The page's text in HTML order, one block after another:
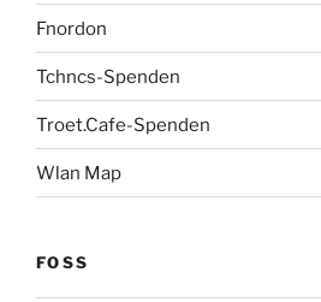
Fnordon
Tchncs-Spenden
Troet.Cafe-Spenden
Wlan Map
FOSS